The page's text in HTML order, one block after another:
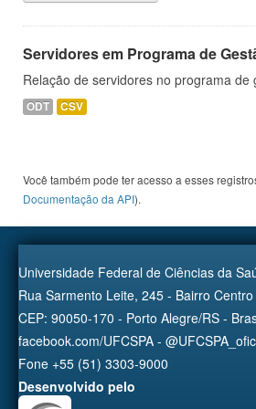
Servidores em Programa de
Relação de servidores no programa de
ODT CSV
Você também pode ter acesso a esses
Documentação da API).
Universidade Federal de Ciências da
Rua Sarmento Leite, 245 - Bairro
CEP: 90050-170 - Porto Alegre/RS -
facebook.com/UFCSPA -
Fone +55 (51) 3303-9000
Desenvolvido pelo